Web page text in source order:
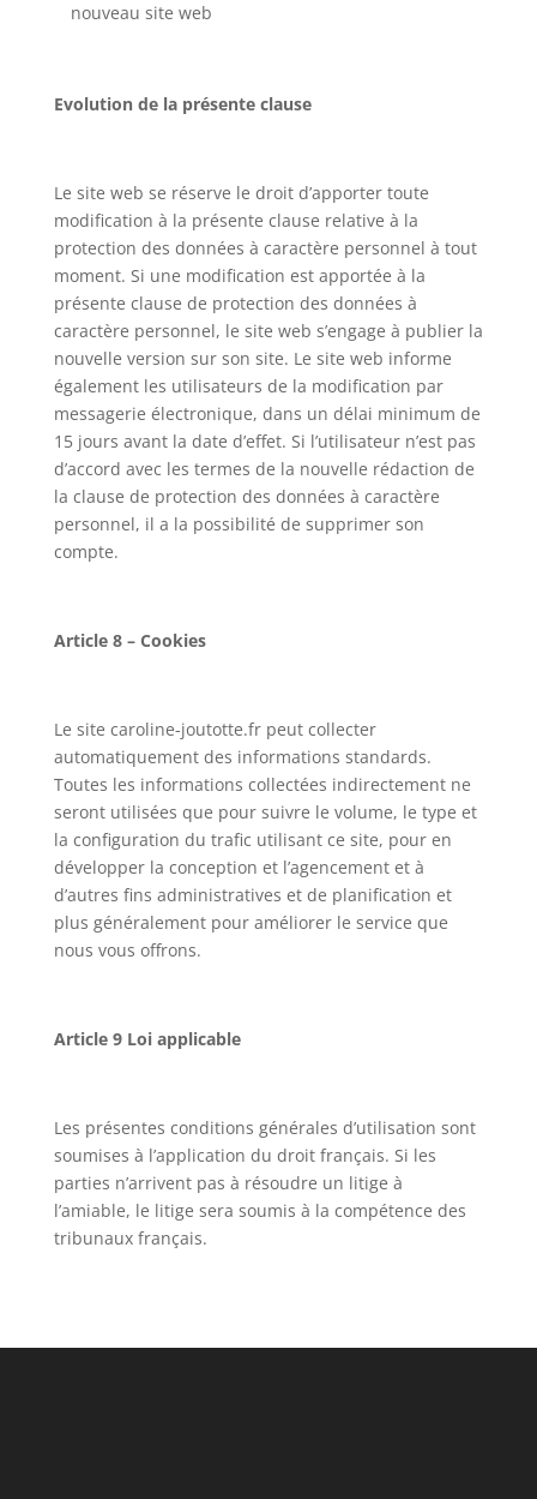
nouveau site web
Evolution de la présente clause
Le site web se réserve le droit d’apporter toute
modification à la présente clause relative à la
protection des données à caractère personnel à tout
moment. Si une modification est apportée à la
présente clause de protection des données à
caractère personnel, le site web s’engage à publier la
nouvelle version sur son site. Le site web informe
également les utilisateurs de la modification par
messagerie électronique, dans un délai minimum de
15 jours avant la date d’effet. Si l’utilisateur n’est pas
d’accord avec les termes de la nouvelle rédaction de
la clause de protection des données à caractère
personnel, il a la possibilité de supprimer son
compte.
Article 8 – Cookies
Le site caroline-joutotte.fr peut collecter
automatiquement des informations standards.
Toutes les informations collectées indirectement ne
seront utilisées que pour suivre le volume, le type et
la configuration du trafic utilisant ce site, pour en
développer la conception et l’agencement et à
d’autres fins administratives et de planification et
plus généralement pour améliorer le service que
nous vous offrons.
Article 9 Loi applicable
Les présentes conditions générales d’utilisation sont
soumises à l’application du droit français. Si les
parties n’arrivent pas à résoudre un litige à
l’amiable, le litige sera soumis à la compétence des
tribunaux français.